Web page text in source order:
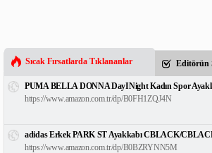
Sıcak Fırsatlarda Tıklananlar Editörün
PUMA BELLA DONNA DayINight Kadın Spor
https://www.amazon.com.tr/dp/B0FH1ZQJ4N
adidas Erkek PARK ST Ayakkabı CBLACK/
https://www.amazon.com.tr/dp/B0BZRYNN5M